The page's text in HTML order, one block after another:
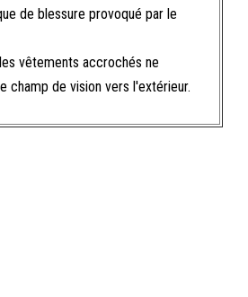
de blessure provoqué par le
vêtements accrochés ne
champ de vision vers l'extérieur.